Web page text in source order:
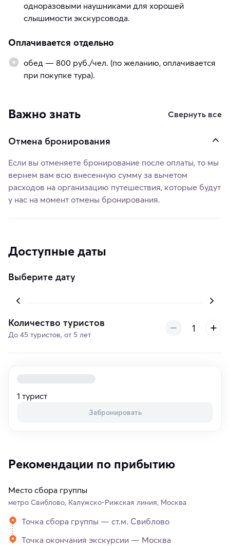
одноразовыми наушниками для хорошей
слышимости экскурсовода.
Оплачивается отдельно
обед — 800 руб./чел. (по желанию, оплачивается
при покупке тура).
Важно знать Свернуть все
Отмена бронирования
Если вы отменяете бронирование после оплаты, то мы
вернем вам всю внесенную сумму за вычетом
расходов на организацию путешествия, которые будут
у нас на момент отмены бронирования.
Доступные даты
Выберите дату
Количество туристов
До 45 туристов, от 5 лет
1 турист
Забронировать
Рекомендации по прибытию
Место сбора группы
метро Свиблово, Калужско-Рижская линия, Москва
Точка сбора группы — ст.м. Свиблово
Точка окончания экскурсии — Москва